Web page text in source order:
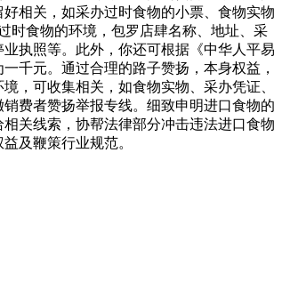
相关，如采办过时食物的小票、食物实物
时食物的环境，包罗店肆名称、地址、采
执照等。此外，你还可根据《中华人平易
千元。通过合理的路子赞扬，本身权益，
，可收集相关，如食物实物、采办凭证、
费者赞扬举报专线。细致申明进口食物的
关线索，协帮法律部分冲击违法进口食物
及鞭策行业规范。